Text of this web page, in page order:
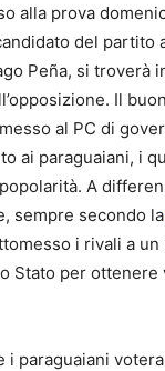
alla prova
del partito
Peña, si troverà
Il
al PC di
ai paraguaiani, i
A
sempre secondo la
i rivali a
Stato per ottenere
i paraguaiani